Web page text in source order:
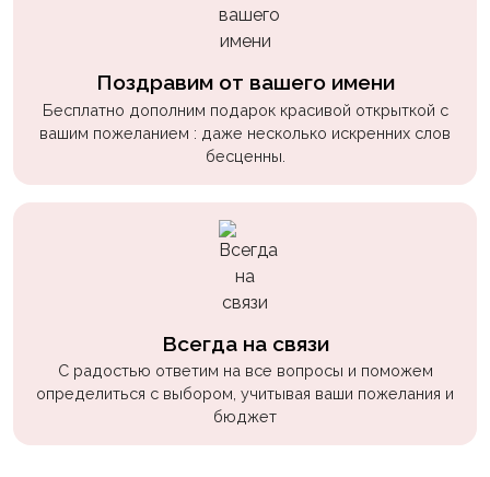
Поздравим от вашего имени
Бесплатно дополним подарок красивой открыткой с
вашим пожеланием : даже несколько искренних слов
бесценны.
Всегда на связи
С радостью ответим на все вопросы и поможем
определиться с выбором, учитывая ваши пожелания и
бюджет